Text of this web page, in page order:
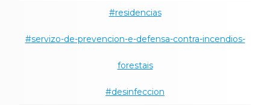
residencias
servizo-de-prevencion-e-defensa-contra-incendios-
forestais
desinfeccion